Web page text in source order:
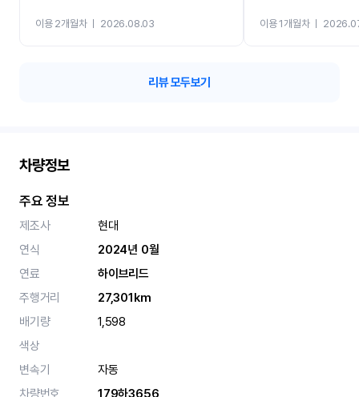
이용 2개월차ㅣ 2026.08.03 이용 1개월차ㅣ
리뷰 모두보기
차량정보
주요 정보
제조사
현대
연식
2024년 0월
연료
하이브리드
주행거리
27,301km
배기량
1,598
색상
변속기
자동
차량번호
179하3656